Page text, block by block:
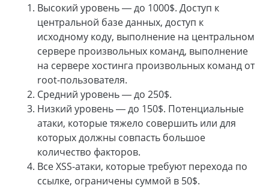
Высокий уровень — до 1000$. Доступ к
центральной базе данных, доступ к
исходному коду, выполнение на центральном
сервере произвольных команд, выполнение
на сервере хостинга произвольных команд от
root-пользователя.
Средний уровень — до 250$.
Низкий уровень — до 150$. Потенциальные
атаки, которые тяжело совершить или для
которых должны совпасть большое
количество факторов.
Все XSS-атаки, которые требуют перехода по
ссылке, ограничены суммой в 50$.